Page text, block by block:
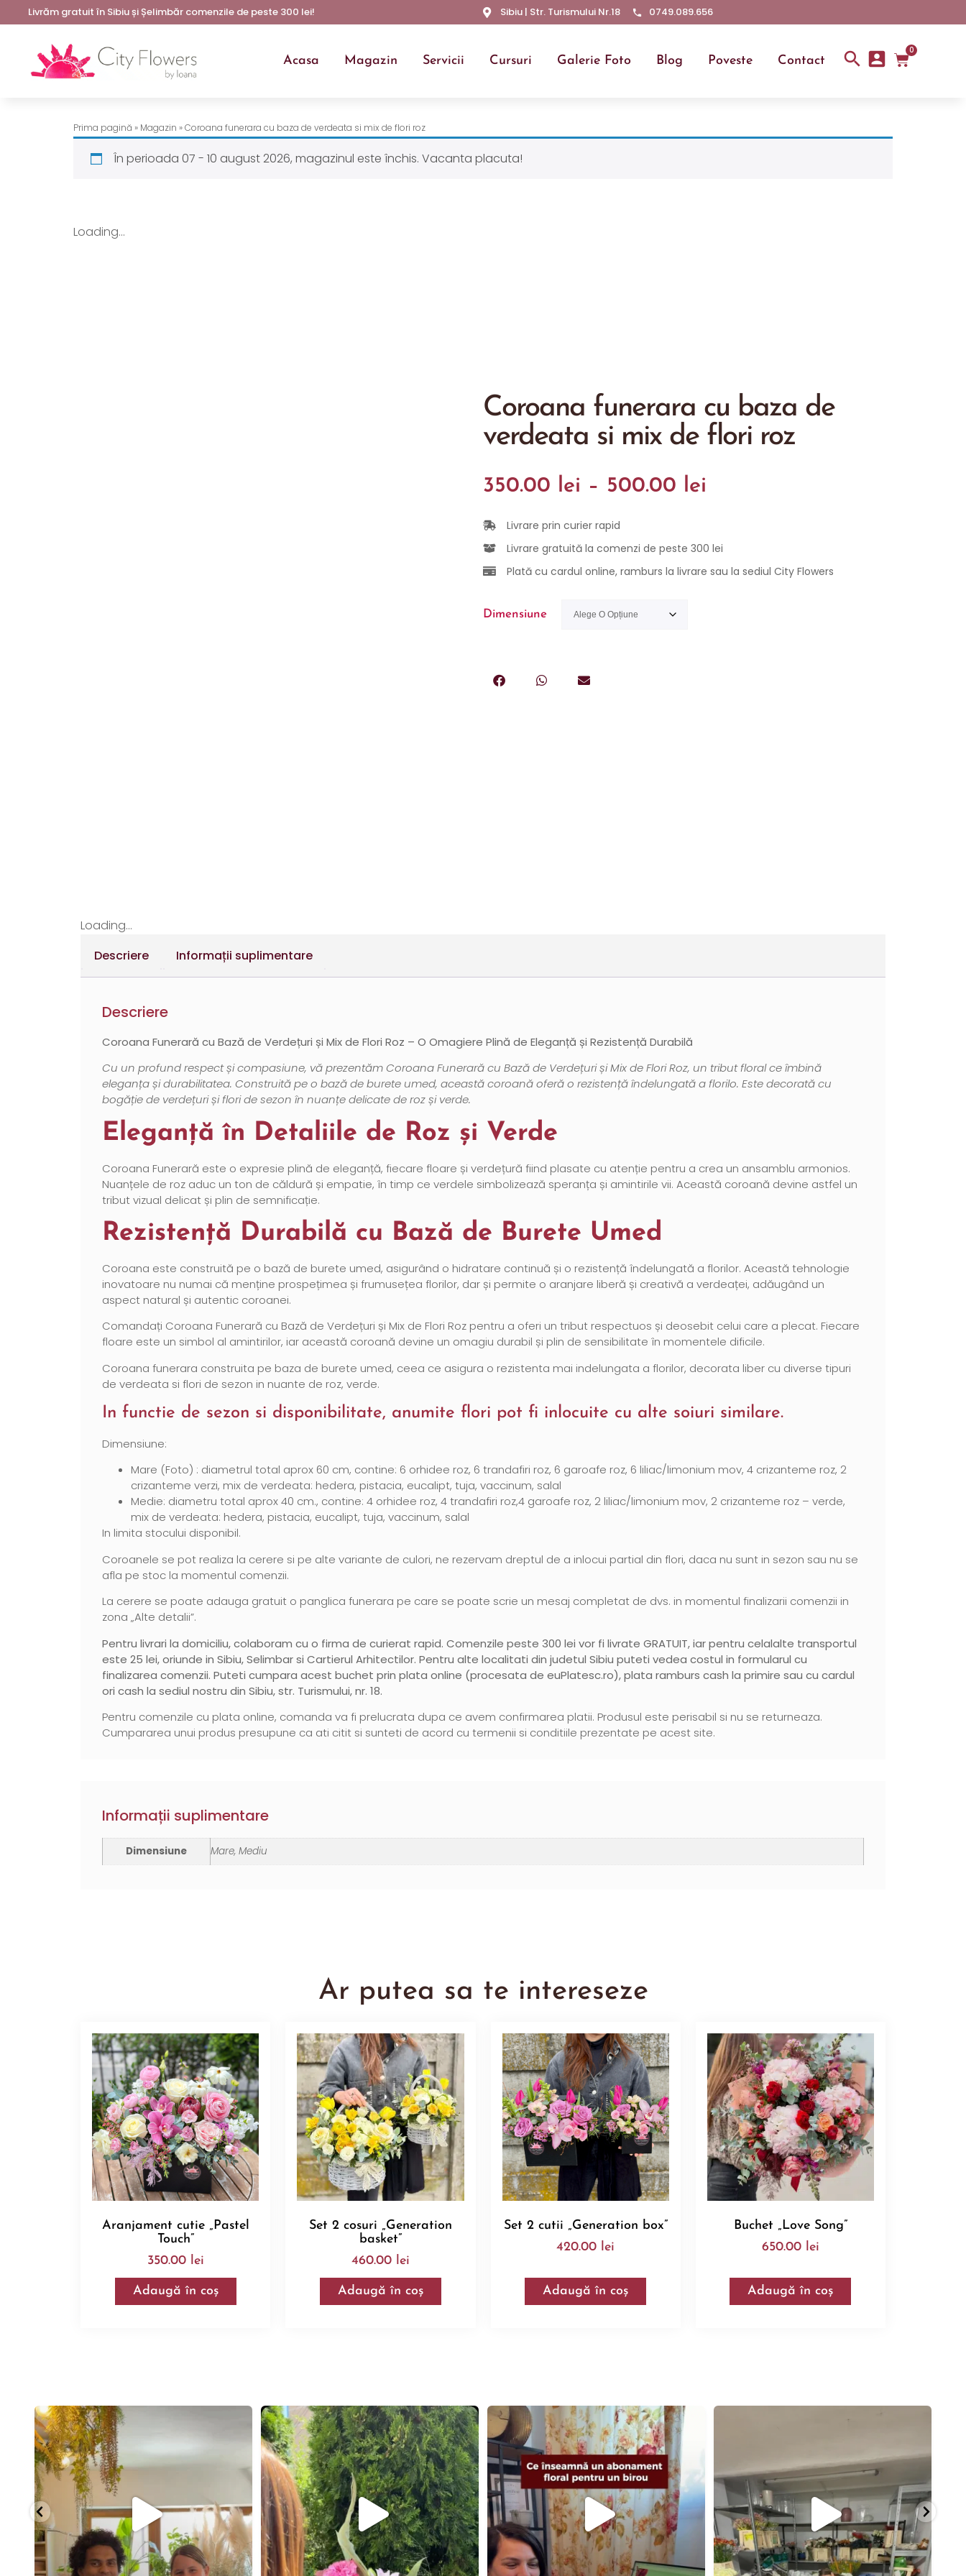
Livrăm gratuit în Sibiu și Șelimbăr comenzile de peste 300 lei! Sibiu | Str. Turismului Nr.18 0749.089.656
Acasa Magazin Servicii Cursuri Galerie Foto Blog Poveste Contact
0
Prima pagină » Magazin »Coroana funerara cu baza de verdeata si mix de flori roz
În perioada 07 - 10 august 2026, magazinul este închis. Vacanta placuta!
Loading...
Coroana funerara cu baza de
verdeata si mix de flori roz
350.00 lei – 500.00 lei
Livrare prin curier rapid
Livrare gratuită la comenzi de peste 300 lei
Plată cu cardul online, ramburs la livrare sau la sediul City Flowers
Dimensiune
Loading...
Descriere
Informații suplimentare
Descriere
Coroana Funerară cu Bază de Verdețuri și Mix de Flori Roz – O Omagiere Plină de Eleganță și Rezistență Durabilă
Cu un profund respect și compasiune, vă prezentăm Coroana Funerară cu Bază de Verdețuri și Mix de Flori Roz, un tribut floral ce îmbină
eleganța și durabilitatea. Construită pe o bază de burete umed, această coroană oferă o rezistență îndelungată a florilo. Este decorată cu
bogăție de verdețuri și flori de sezon în nuanțe delicate de roz și verde.
Eleganță în Detaliile de Roz și Verde
Coroana Funerară este o expresie plină de eleganță, fiecare floare și verdețură fiind plasate cu atenție pentru a crea un ansamblu armonios.
Nuanțele de roz aduc un ton de căldură și empatie, în timp ce verdele simbolizează speranța și amintirile vii. Această coroană devine astfel un
tribut vizual delicat și plin de semnificație.
Rezistență Durabilă cu Bază de Burete Umed
Coroana este construită pe o bază de burete umed, asigurând o hidratare continuă și o rezistență îndelungată a florilor. Această tehnologie
inovatoare nu numai că menține prospețimea și frumusețea florilor, dar și permite o aranjare liberă și creativă a verdeaței, adăugând un
aspect natural și autentic coroanei.
Comandați Coroana Funerară cu Bază de Verdețuri și Mix de Flori Roz pentru a oferi un tribut respectuos și deosebit celui care a plecat. Fiecare
floare este un simbol al amintirilor, iar această coroană devine un omagiu durabil și plin de sensibilitate în momentele dificile.
Coroana funerara construita pe baza de burete umed, ceea ce asigura o rezistenta mai indelungata a florilor, decorata liber cu diverse tipuri
de verdeata si flori de sezon in nuante de roz, verde.
In functie de sezon si disponibilitate, anumite flori pot fi inlocuite cu alte soiuri similare.
Dimensiune:
Mare (Foto) : diametrul total aprox 60 cm, contine: 6 orhidee roz, 6 trandafiri roz, 6 garoafe roz, 6 liliac/limonium mov, 4 crizanteme roz, 2
crizanteme verzi, mix de verdeata: hedera, pistacia, eucalipt, tuja, vaccinum, salal
Medie: diametru total aprox 40 cm., contine: 4 orhidee roz, 4 trandafiri roz,4 garoafe roz, 2 liliac/limonium mov, 2 crizanteme roz – verde,
mix de verdeata: hedera, pistacia, eucalipt, tuja, vaccinum, salal
In limita stocului disponibil.
Coroanele se pot realiza la cerere si pe alte variante de culori, ne rezervam dreptul de a inlocui partial din flori, daca nu sunt in sezon sau nu se
afla pe stoc la momentul comenzii.
La cerere se poate adauga gratuit o panglica funerara pe care se poate scrie un mesaj completat de dvs. in momentul finalizarii comenzii in
zona „Alte detalii”.
Pentru livrari la domiciliu, colaboram cu o firma de curierat rapid. Comenzile peste 300 lei vor fi livrate GRATUIT, iar pentru celalalte transportul
este 25 lei, oriunde in Sibiu, Selimbar si Cartierul Arhitectilor. Pentru alte localitati din judetul Sibiu puteti vedea costul in formularul cu
finalizarea comenzii. Puteti cumpara acest buchet prin plata online (procesata de euPlatesc.ro), plata ramburs cash la primire sau cu cardul
ori cash la sediul nostru din Sibiu, str. Turismului, nr. 18.
Pentru comenzile cu plata online, comanda va fi prelucrata dupa ce avem confirmarea platii. Produsul este perisabil si nu se returneaza.
Cumpararea unui produs presupune ca ati citit si sunteti de acord cu termenii si conditiile prezentate pe acest site.
Informații suplimentare
Dimensiune Mare, Mediu
Ar putea sa te intereseze
Aranjament cutie „Pastel
Touch”
350.00 lei
Adaugă în coș
Set 2 cosuri „Generation
basket”
460.00 lei
Adaugă în coș
Set 2 cutii „Generation box”
420.00 lei
Adaugă în coș
Buchet „Love Song”
650.00 lei
Adaugă în coș